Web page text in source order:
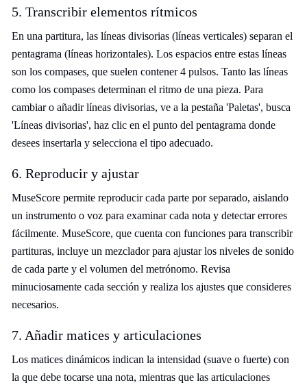
5. Transcribir elementos rítmicos
En una partitura, las líneas divisorias (líneas verticales) separan el
pentagrama (líneas horizontales). Los espacios entre estas líneas
son los compases, que suelen contener 4 pulsos. Tanto las líneas
como los compases determinan el ritmo de una pieza. Para
cambiar o añadir líneas divisorias, ve a la pestaña 'Paletas', busca
'Líneas divisorias', haz clic en el punto del pentagrama donde
desees insertarla y selecciona el tipo adecuado.
6. Reproducir y ajustar
MuseScore permite reproducir cada parte por separado, aislando
un instrumento o voz para examinar cada nota y detectar errores
fácilmente. MuseScore, que cuenta con funciones para transcribir
partituras, incluye un mezclador para ajustar los niveles de sonido
de cada parte y el volumen del metrónomo. Revisa
minuciosamente cada sección y realiza los ajustes que consideres
necesarios.
7. Añadir matices y articulaciones
Los matices dinámicos indican la intensidad (suave o fuerte) con
la que debe tocarse una nota, mientras que las articulaciones